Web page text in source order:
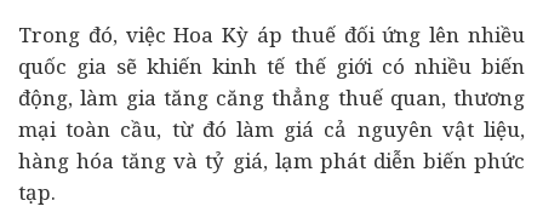
Trong đó, việc Hoa Kỳ áp thuế đối ứng lên nhiều
quốc gia sẽ khiến kinh tế thế giới có nhiều biến
động, làm gia tăng căng thẳng thuế quan, thương
mại toàn cầu, từ đó làm giá cả nguyên vật liệu,
hàng hóa tăng và tỷ giá, lạm phát diễn biến phức
tạp.